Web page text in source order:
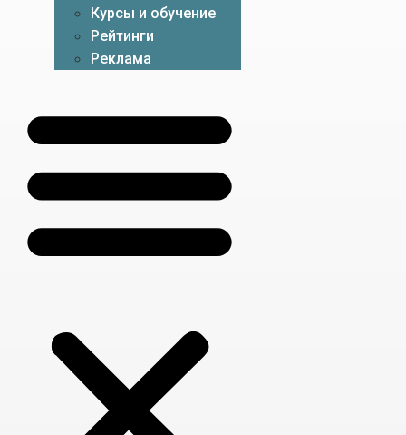
Курсы и обучение
Рейтинги
Реклама